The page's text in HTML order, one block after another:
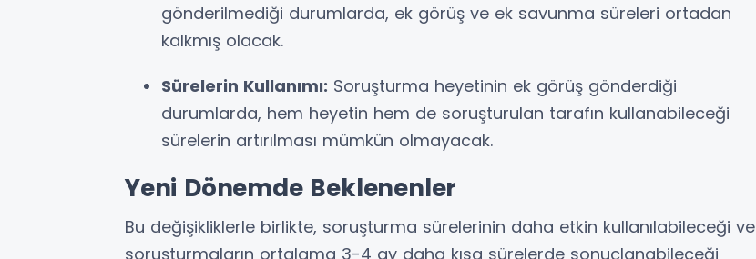
gönderilmediği durumlarda, ek görüş ve ek savunma süreleri ortadan
kalkmış olacak.
Sürelerin Kullanımı: Soruşturma heyetinin ek görüş gönderdiği
durumlarda, hem heyetin hem de soruşturulan tarafın kullanabileceği
sürelerin artırılması mümkün olmayacak.
Yeni Dönemde Beklenenler
Bu değişikliklerle birlikte, soruşturma sürelerinin daha etkin kullanılabileceği ve
soruşturmaların ortalama 3-4 ay daha kısa sürelerde sonuçlanabileceği